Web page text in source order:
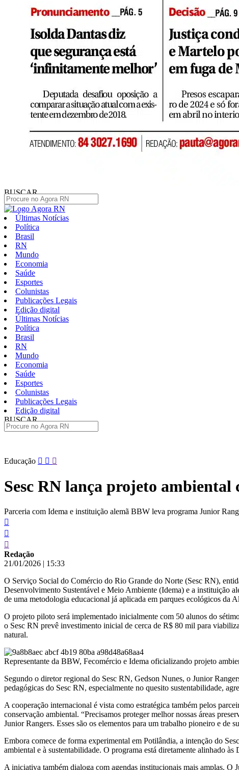
BUSCAR
Últimas Notícias
Política
Brasil
RN
Mundo
Economia
Saúde
Esportes
Colunistas
Publicações Legais
Edição digital
Últimas Notícias
Política
Brasil
RN
Mundo
Economia
Saúde
Esportes
Colunistas
Publicações Legais
Edição digital
BUSCAR
Pular
conteúdo
Educação
Sesc RN lança projeto
Parceria com Idema e instituição alemã BBW leva programa Junior
Redação
21/01/2026 | 15:33
O Serviço Social do Comércio do Rio Grande do Norte (Sesc RN),
Desenvolvimento Sustentável e Meio Ambiente (Idema) e a instituição
de uma metodologia educacional já aplicada em parques ecológicos da
O projeto piloto será implementado inicialmente com 50 alunos do
o Sesc RN prevê investimento inicial de cerca de R$ 80 mil para
natural.
Representante da BBW, Fecomércio e Idema oficializando projeto
Segundo o diretor regional do Sesc RN, Gedson Nunes, o Junior
pedagógicas do Sesc RN, especialmente no quesito sustentabilidade,
A cooperação internacional é vista como estratégica também pelos
conservação ambiental. “Precisamos proteger melhor nossas áreas
Junior Rangers. Esses são os elementos para um trabalho pioneiro e de
Embora comece de forma experimental em Potilândia, a intenção do
ambiental e à sustentabilidade. O programa está diretamente alinhado
A iniciativa também dialoga com agendas institucionais mais amplas.